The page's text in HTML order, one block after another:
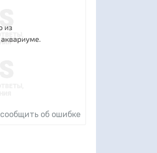
сообщить об ошибке